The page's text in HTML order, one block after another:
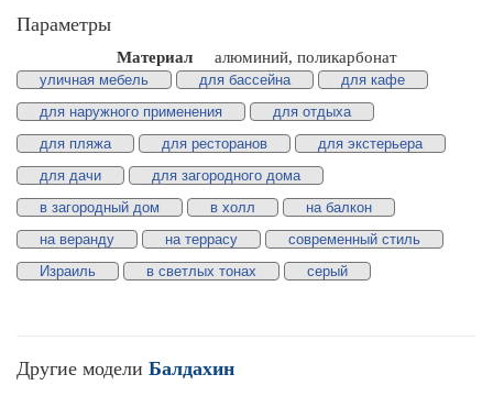
Параметры
Материал алюминий, поликарбонат
уличная мебель для бассейна
для кафе
для наружного применения
для отдыха
для пляжа
для ресторанов
для экстерьера
для дачи
для загородного дома
в загородный дом
в холл
на балкон
на веранду
на террасу
современный стиль
Израиль
в светлых тонах серый
Другие модели Балдахин